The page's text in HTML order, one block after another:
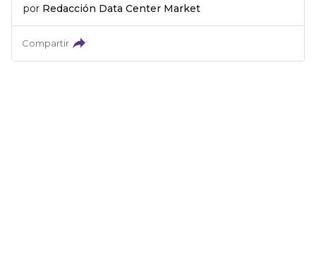
por Redacción Data Center Market
Compartir